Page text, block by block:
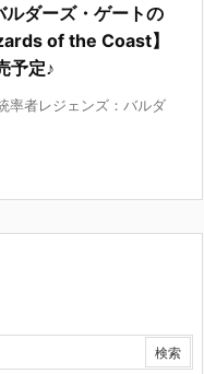
ダーズ・ゲートの
of the Coast】
予定♪
率者レジェンズ：バルダ